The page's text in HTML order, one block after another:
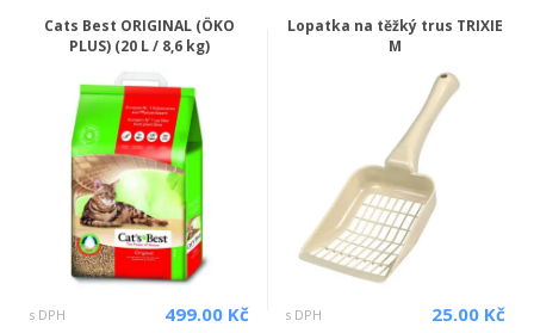
Cats Best ORIGINAL (ÖKO
PLUS) (20 L / 8,6 kg)
s DPH 499.00 Kč
Lopatka na těžký trus TRIXIE
M
s DPH 25.00 Kč